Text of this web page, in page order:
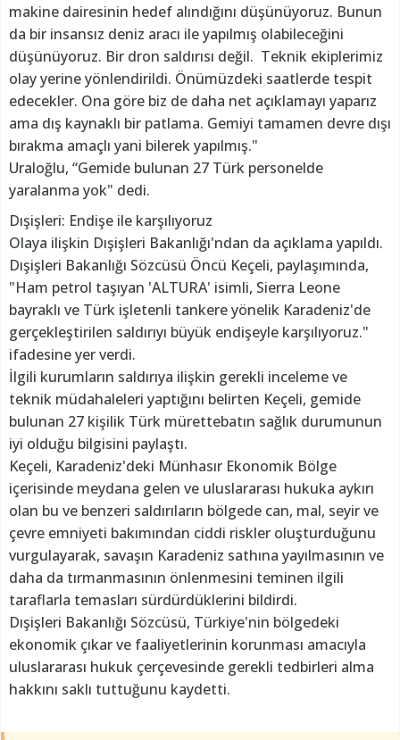
makine dairesinin hedef alındığını düşünüyoruz. Bunun
da bir insansız deniz aracı ile yapılmış olabileceğini
düşünüyoruz. Bir dron saldırısı değil. Teknik ekiplerimiz
olay yerine yönlendirildi. Önümüzdeki saatlerde tespit
edecekler. Ona göre biz de daha net açıklamayı yaparız
ama dış kaynaklı bir patlama. Gemiyi tamamen devre dışı
bırakma amaçlı yani bilerek yapılmış."
Uraloğlu, “Gemide bulunan 27 Türk personelde
yaralanma yok" dedi.
Dışişleri: Endişe ile karşılıyoruz
Olaya ilişkin Dışişleri Bakanlığı'ndan da açıklama yapıldı.
Dışişleri Bakanlığı Sözcüsü Öncü Keçeli, paylaşımında,
"Ham petrol taşıyan 'ALTURA' isimli, Sierra Leone
bayraklı ve Türk işletenli tankere yönelik Karadeniz'de
gerçekleştirilen saldırıyı büyük endişeyle karşılıyoruz."
ifadesine yer verdi.
İlgili kurumların saldırıya ilişkin gerekli inceleme ve
teknik müdahaleleri yaptığını belirten Keçeli, gemide
bulunan 27 kişilik Türk mürettebatın sağlık durumunun
iyi olduğu bilgisini paylaştı.
Keçeli, Karadeniz'deki Münhasır Ekonomik Bölge
içerisinde meydana gelen ve uluslararası hukuka aykırı
olan bu ve benzeri saldırıların bölgede can, mal, seyir ve
çevre emniyeti bakımından ciddi riskler oluşturduğunu
vurgulayarak, savaşın Karadeniz sathına yayılmasının ve
daha da tırmanmasının önlenmesini teminen ilgili
taraflarla temasları sürdürdüklerini bildirdi.
Dışişleri Bakanlığı Sözcüsü, Türkiye'nin bölgedeki
ekonomik çıkar ve faaliyetlerinin korunması amacıyla
uluslararası hukuk çerçevesinde gerekli tedbirleri alma
hakkını saklı tuttuğunu kaydetti.